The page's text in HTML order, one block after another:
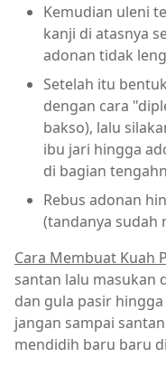
Kemudian uleni
kanji di atasnya
adonan tidak
Setelah itu
dengan cara
bakso), lalu
ibu jari hingga
di bagian
Rebus adonan
(tandanya sudah
Cara Membuat Kuah
santan lalu masukan
dan gula pasir
jangan sampai
mendidih baru baru